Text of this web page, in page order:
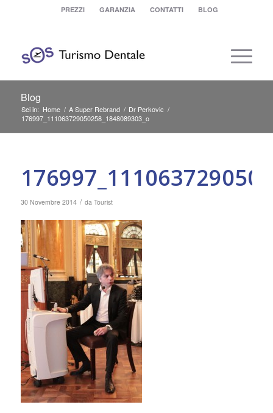
PREZZI GARANZIA CONTATTI BLOG
Blog
Sei in: Home / A Super Rebrand / Dr Perkovic /
176997_111063729050258_1848089303_o
30 Novembre 2014 / da Tourist